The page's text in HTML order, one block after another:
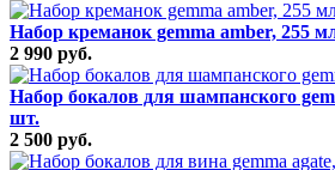
Набор креманок gemma amber, 255
2 990 руб.
Набор бокалов для шампанского
шт.
2 500 руб.